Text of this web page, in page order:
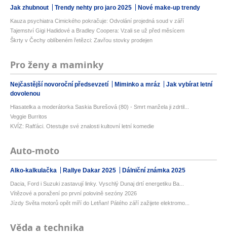
Jak zhubnout Trendy nehty pro jaro 2025 Nové make-up trendy
Kauza psychiatra Cimického pokračuje: Odvolání projedná soud v září
Tajemství Gigi Hadidové a Bradley Coopera: Vzali se už před měsícem
Škrty v Čechy oblíbeném řetězci: Zavřou stovky prodejen
Pro ženy a maminky
Nejčastější novoroční předsevzetí Miminko a mráz
Jak vybírat letní
dovolenou
Hlasatelka a moderátorka Saskia Burešová (80) - Smrt manžela ji zdrtil...
Veggie Burritos
KVÍZ: Rafťáci. Otestujte své znalosti kultovní letní komedie
Auto-moto
Alko-kalkulačka Rallye Dakar 2025 Dálniční známka 2025
Dacia, Ford i Suzuki zastavují linky. Vyschlý Dunaj drtí energetiku Ba...
Vítězové a poražení po první polovině sezóny 2026
Jízdy Světa motorů opět míří do Letňan! Pátého září zažijete elektromo...
Věda a technika